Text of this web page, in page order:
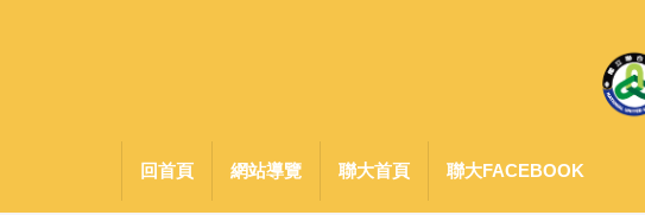
回首頁 網站導覽 聯大首頁 聯大FACEBOOK